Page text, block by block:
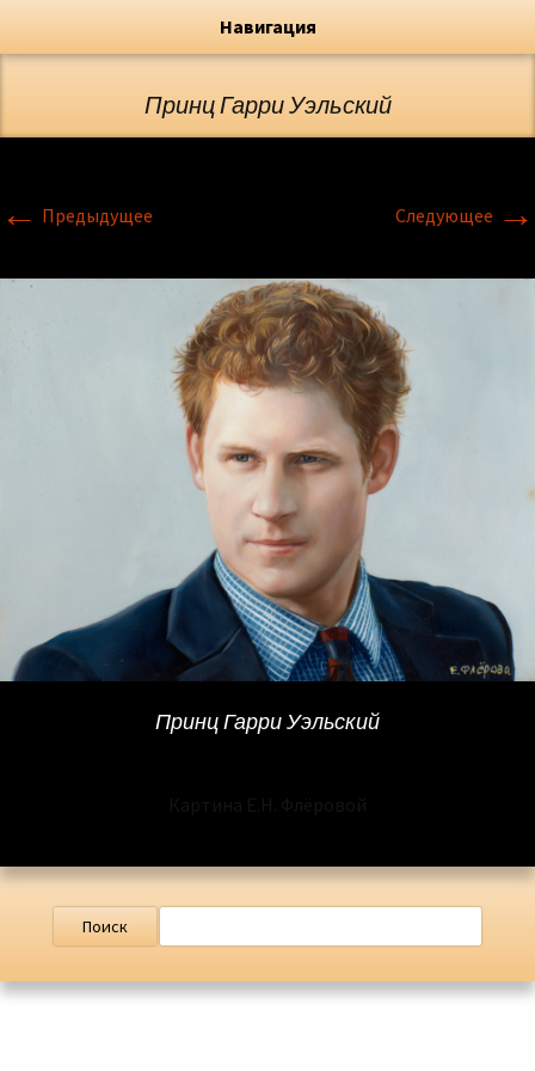
Флёрова Елена Николаевна
Художник, Официальный сайт
Навигация
Принц Гарри Уэльский
← Предыдущее Следующее →
Принц Гарри Уэльский